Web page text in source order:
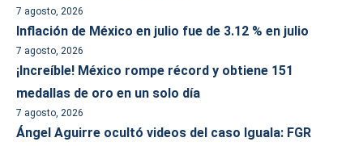
7 agosto, 2026
Inflación de México en julio fue de 3.12 % en julio
7 agosto, 2026
¡Increíble! México rompe récord y obtiene 151
medallas de oro en un solo día
7 agosto, 2026
Ángel Aguirre ocultó videos del caso Iguala: FGR